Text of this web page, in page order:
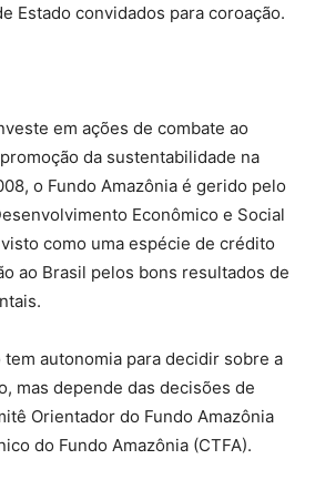
Estado convidados para coroação.
em ações de combate ao
da sustentabilidade na
o Fundo Amazônia é gerido pelo
Econômico e Social
como uma espécie de crédito
ao Brasil pelos bons resultados de
autonomia para decidir sobre a
mas depende das decisões de
Orientador do Fundo Amazônia
do Fundo Amazônia (CTFA).